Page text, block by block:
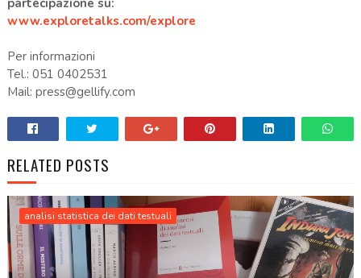
www.exploretalks.com/explore
Per informazioni
Tel.: 051 0402531
Mail: press@gellify.com
RELATED POSTS
analisi statistica dei dati testuali